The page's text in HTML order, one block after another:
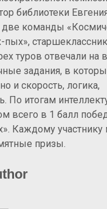
библиотеки
команды
туров отвечали на
задания, в
и скорость, логика,
По итогам
всего в 1 балл
Каждому участнику
призы.